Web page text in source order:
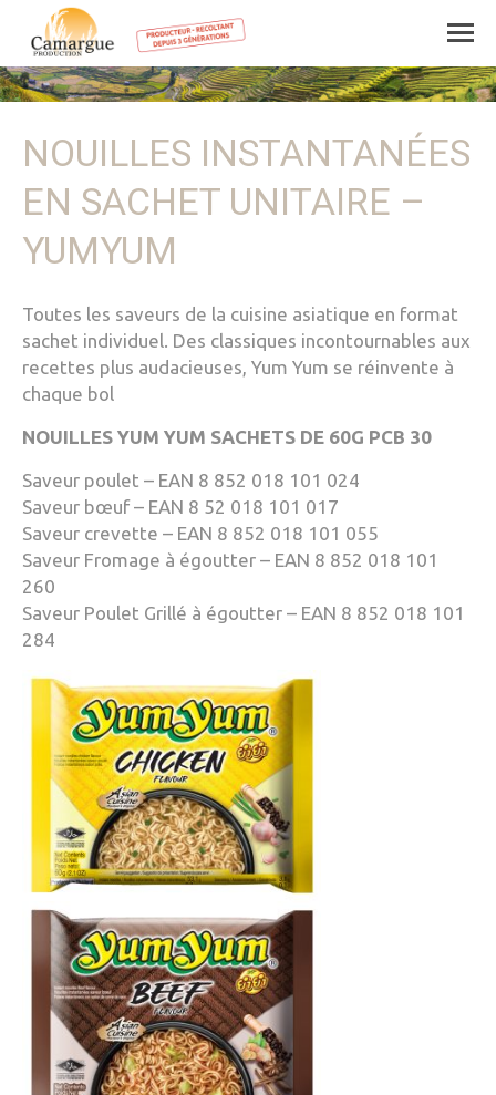
NOUILLES INSTANTANÉES
EN SACHET UNITAIRE –
YUMYUM
Toutes les saveurs de la cuisine asiatique en format
sachet individuel. Des classiques incontournables aux
recettes plus audacieuses, Yum Yum se réinvente à
chaque bol
NOUILLES YUM YUM SACHETS DE 60G PCB 30
Saveur poulet – EAN 8 852 018 101 024
Saveur bœuf – EAN 8 52 018 101 017
Saveur crevette – EAN 8 852 018 101 055
Saveur Fromage à égoutter – EAN 8 852 018 101
260
Saveur Poulet Grillé à égoutter – EAN 8 852 018 101
284